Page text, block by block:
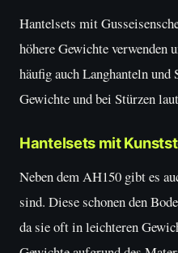
Hantelsets mit
höhere Gewichte
häufig auch Langhanteln
Gewichte und bei Stürzen
Hantelsets mit
Neben dem AH150 gibt es
sind. Diese schonen den
da sie oft in leichteren